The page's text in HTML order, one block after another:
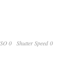
0 Shutter Speed 0